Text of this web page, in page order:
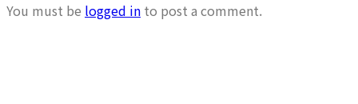
You must be logged in to post a comment.